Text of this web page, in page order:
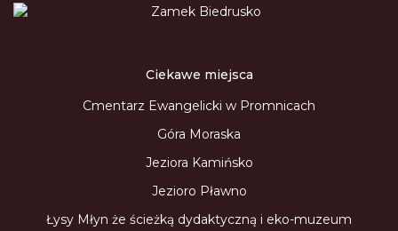
Ciekawe miejsca
Cmentarz Ewangelicki w Promnicach
Góra Moraska
Jeziora Kamińsko
Jezioro Pławno
Łysy Młyn że ścieżką dydaktyczną i eko-muzeum